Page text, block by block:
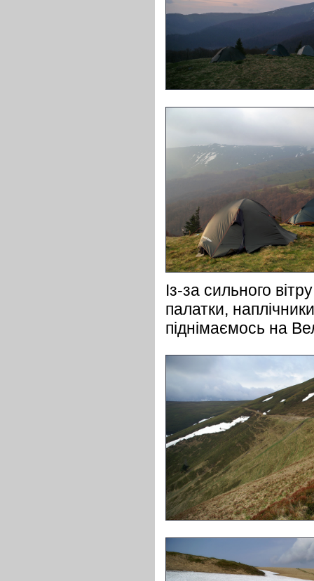
Із-за сильного
палатки,
піднімаємось на